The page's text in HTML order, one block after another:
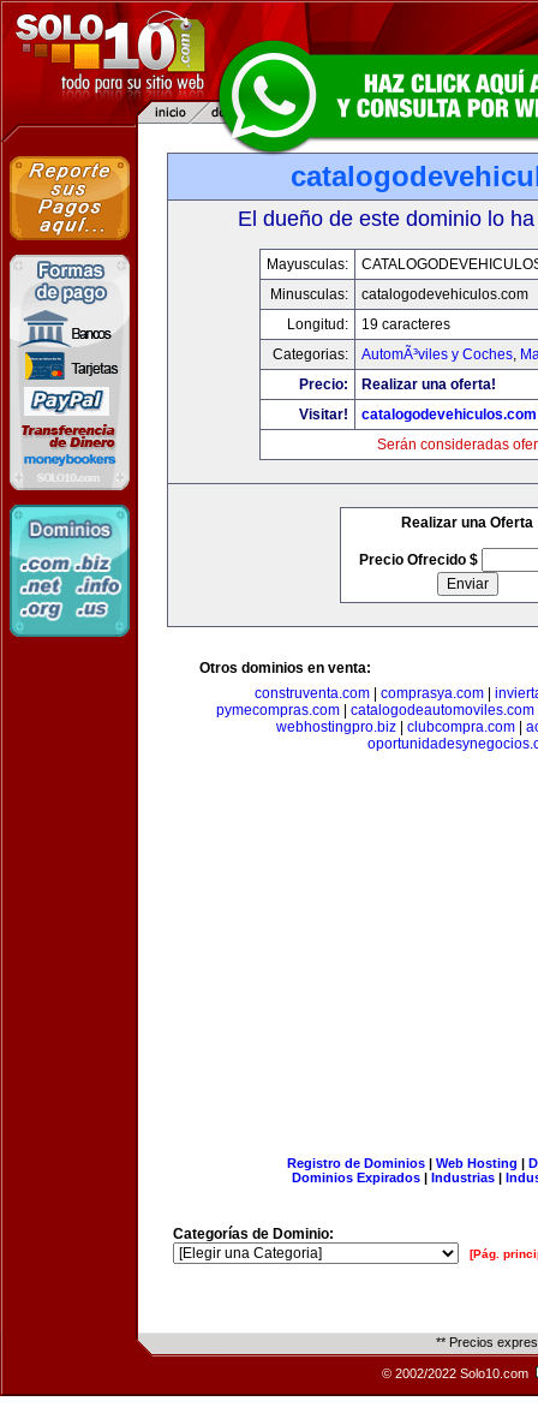
El dueño de este dominio lo
Mayusculas:
Minusculas:
catalogodevehiculos.com
Longitud:
19 caracteres
Categorias:
AutomÃ³viles y Coches,
Precio:
Realizar una oferta!
Visitar!
catalogodevehiculos.com
Serán consideradas
Realizar una Oferta
Precio Ofrecido $
Otros dominios en venta:
construventa.com| comprasya.com|
pymecompras.com| catalogodeautomoviles.com
webhostingpro.biz| clubcompra.com|
Registro de Dominios| Web Hosting |
Dominios Expirados | Industrias |
Categorías de Dominio:
[Pág.
** Precios
© 2002/2022 Solo10.com